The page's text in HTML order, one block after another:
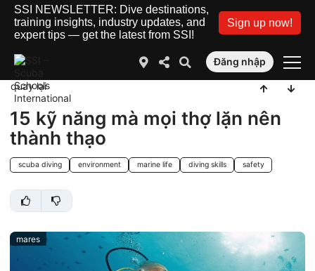
SSI NEWSLETTER: Dive destinations,
training insights, industry updates, and
expert tips — get the latest from SSI!
Sign up now!
Đăng nhập
quay lại
15 kỹ năng mà mọi thợ lặn nên
thành thạo
scuba diving environment marine life diving skills safety
mares